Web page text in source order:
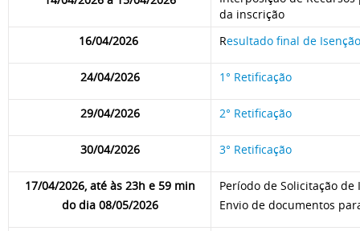
da inscrição
16/04/2026
Resultado final de
24/04/2026 1° Retificação
29/04/2026 2° Retificação
30/04/2026 3° Retificação
17/04/2026, até às 23h e 59 min
do dia 08/05/2026
Período de Solicitação de
Envio de documentos